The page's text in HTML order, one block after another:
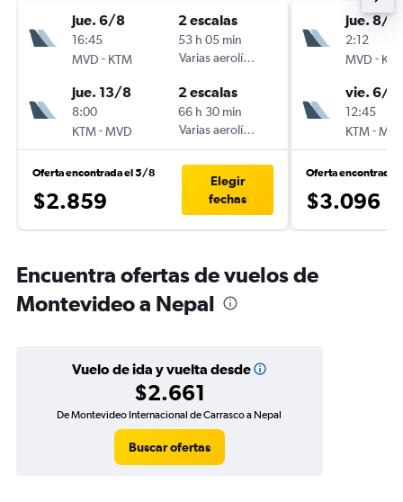
jue. 6/8
16:45
MVD - KTM
2 escalas
53 h 05 min
Varias aerolíneas
jue. 13/8
8:00
KTM-MVD
2 escalas
66 h 30 min
Varias aerolíneas
Oferta encontrada el 5/8
$2.859
Elegir
fechas
jue. 8/
2:12
MVD -
vie. 6/11
12:45
KTM-
Oferta encontrada
$3.096
Encuentra ofertas de vuelos de
Montevideo a Nepal
Vuelo de ida y vuelta desde
$2.661
De Montevideo Internacional de Carrasco a Nepal
Buscar ofertas